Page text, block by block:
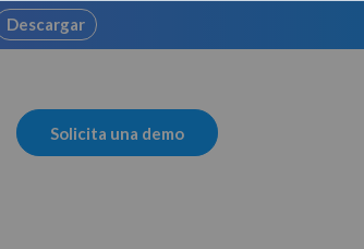
Descargar
Solicita una demo